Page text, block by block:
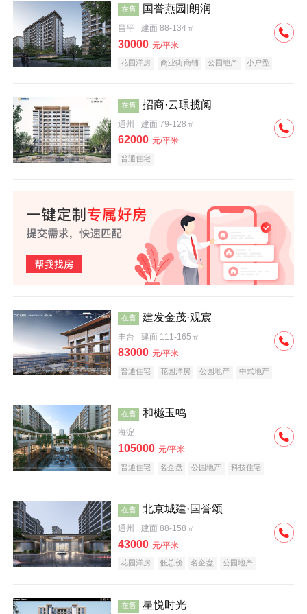
在售 国誉燕园|朗润
昌平 建面 88-134㎡
30000 元/平米
花园洋房 商业街商铺 公园地产
小户型
在售 招商·云璟揽阅
通州 建面 79-128㎡
62000 元/平米
普通住宅
在售 建发金茂·观宸
丰台 建面 111-165㎡
83000 元/平米
普通住宅 花园洋房 公园地产
中式地产
在售 和樾玉鸣
海淀
105000 元/平米
普通住宅 名企盘 公园地产 科技住宅
在售 北京城建·国誉颂
通州 建面 88-158㎡
43000 元/平米
花园洋房 低总价 名企盘 公园地产
在售 星悦时光